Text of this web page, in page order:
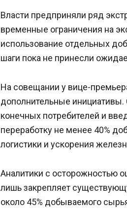
Власти предприняли ряд
временные ограничения на
использование отдельных
шаги пока не принесли
На совещании у вице-
дополнительные
конечных потребителей и
переработку не менее 40%
логистики и ускорения
Аналитики с осторожностью
лишь закрепляет
около 45% добываемого